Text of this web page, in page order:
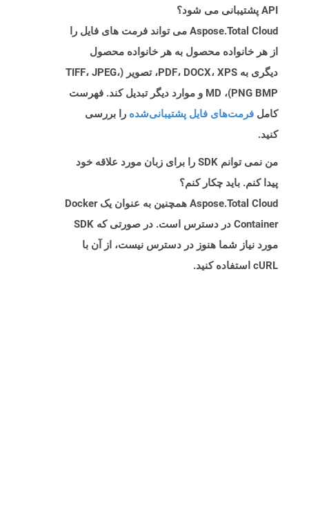
API پشتیبانی می شود؟
Aspose.Total Cloud می تواند فرمت های فایل را
از هر خانواده محصول به هر خانواده محصول
دیگری به PDF، DOCX، XPS، تصویر (TIFF، JPEG،
PNG BMP)، MD و موارد دیگر تبدیل کند. فهرست
کامل فرمت‌های فایل پشتیبانی‌شده را بررسی
کنید.
من نمی توانم SDK را برای زبان مورد علاقه خود
پیدا کنم. باید چکار کنم؟
Aspose.Total Cloud همچنین به عنوان یک Docker
Container در دسترس است. در صورتی که SDK
مورد نیاز شما هنوز در دسترس نیست، از آن با
cURL استفاده کنید.